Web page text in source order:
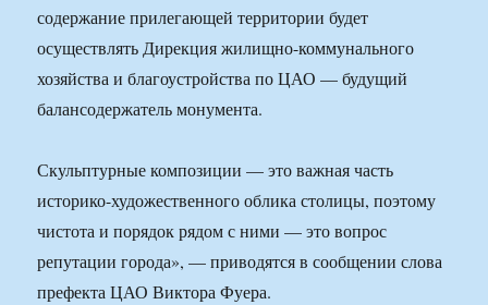
содержание прилегающей территории будет
осуществлять Дирекция жилищно-коммунального
хозяйства и благоустройства по ЦАО — будущий
балансодержатель монумента.
Скульптурные композиции — это важная часть
историко-художественного облика столицы, поэтому
чистота и порядок рядом с ними — это вопрос
репутации города», — приводятся в сообщении слова
префекта ЦАО Виктора Фуера.